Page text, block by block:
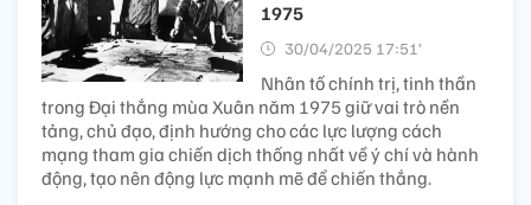
1975
30/04/2025 17:51’
Nhân tố chính trị, tinh thần
trong Đại thắng mùa Xuân năm 1975 giữ vai trò nền
tảng, chủ đạo, định hướng cho các lực lượng cách
mạng tham gia chiến dịch thống nhất về ý chí và hành
động, tạo nên động lực mạnh mẽ để chiến thắng.